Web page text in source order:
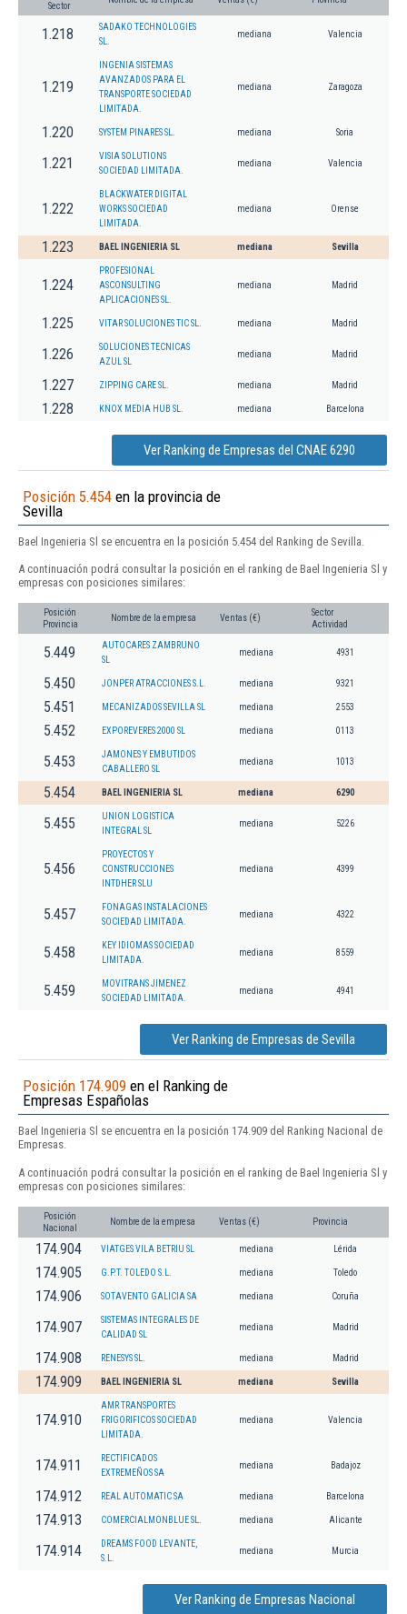
Sector
1.218
SADAKO TECHNOLOGIES
SL.
mediana Valencia
1.219
INGENIA SISTEMAS
AVANZADOS PARA EL
TRANSPORTE SOCIEDAD
LIMITADA.
mediana Zaragoza
1.220 SYSTEM PINARES SL. mediana Soria
1.221
VISIA SOLUTIONS
SOCIEDAD LIMITADA.
mediana Valencia
1.222
BLACKWATER DIGITAL
WORKS SOCIEDAD
LIMITADA.
mediana Orense
1.223 BAEL INGENIERIA SL mediana Sevilla
1.224
PROFESIONAL
ASCONSULTING
APLICACIONES SL.
mediana Madrid
1.225 VITAR SOLUCIONES TIC SL. mediana Madrid
1.226
SOLUCIONES TECNICAS
AZUL SL
mediana Madrid
1.227 ZIPPING CARE SL. mediana Madrid
1.228 KNOX MEDIA HUB SL. mediana Barcelona
Ver Ranking de Empresas del CNAE 6290
Posición 5.454 en la provincia de
Sevilla
Bael Ingenieria Sl se encuentra en la posición 5.454 del Ranking de Sevilla.
A continuación podrá consultar la posición en el ranking de Bael Ingenieria Sl y
empresas con posiciones similares:
Posición
Provincia
Nombre de la empresa Ventas (€)
Sector
Actividad
5.449
AUTOCARES ZAMBRUNO
SL
mediana 4931
5.450 JONPER ATRACCIONES S.L. mediana 9321
5.451 MECANIZADOS SEVILLA SL mediana 2553
5.452 EXPOREVERES 2000 SL mediana 0113
5.453
JAMONES Y EMBUTIDOS
CABALLERO SL
mediana 1013
5.454 BAEL INGENIERIA SL mediana 6290
5.455
UNION LOGISTICA
INTEGRAL SL
mediana 5226
5.456
PROYECTOS Y
CONSTRUCCIONES
INTDHER SLU
mediana 4399
5.457
FONAGAS INSTALACIONES
SOCIEDAD LIMITADA.
mediana 4322
5.458
KEY IDIOMAS SOCIEDAD
LIMITADA.
mediana 8559
5.459
MOVITRANS JIMENEZ
SOCIEDAD LIMITADA.
mediana 4941
Ver Ranking de Empresas de Sevilla
Posición 174.909 en el Ranking de
Empresas Españolas
Bael Ingenieria Sl se encuentra en la posición 174.909 del Ranking Nacional de
Empresas.
A continuación podrá consultar la posición en el ranking de Bael Ingenieria Sl y
empresas con posiciones similares:
Posición
Nacional
Nombre de la empresa Ventas (€) Provincia
174.904 VIATGES VILA BETRIU SL mediana Lérida
174.905 G.P.T. TOLEDO S.L. mediana Toledo
174.906 SOTAVENTO GALICIA SA mediana Coruña
174.907
SISTEMAS INTEGRALES DE
CALIDAD SL
mediana Madrid
174.908 RENESYS SL. mediana Madrid
174.909 BAEL INGENIERIA SL mediana Sevilla
174.910
AMR TRANSPORTES
FRIGORIFICOS SOCIEDAD
LIMITADA.
mediana Valencia
174.911
RECTIFICADOS
EXTREMEÑOS SA
mediana Badajoz
174.912 REAL AUTOMATIC SA mediana Barcelona
174.913 COMERCIALMONBLUE SL. mediana Alicante
174.914
DREAMS FOOD LEVANTE,
S.L.
mediana Murcia
Ver Ranking de Empresas Nacional